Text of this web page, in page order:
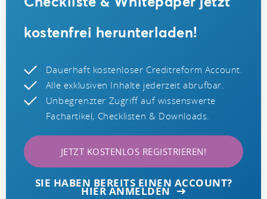
kostenfrei herunterladen!
Dauerhaft kostenloser Creditreform Account.
Alle exklusiven Inhalte jederzeit abrufbar.
Unbegrenzter Zugriff auf wissenswerte
Fachartikel, Checklisten & Downloads.
JETZT KOSTENLOS REGISTRIEREN!
SIE HABEN BEREITS EINEN ACCOUNT?
HIER ANMELDEN